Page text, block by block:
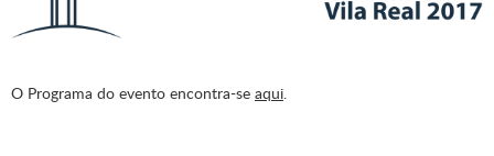
O Programa do evento encontra-se aqui.